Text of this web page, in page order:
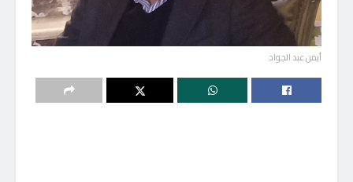
أيمن عبد الجواد